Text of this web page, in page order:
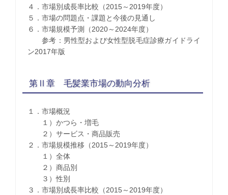
４．市場別成長率比較（2015～2019年度）
５．市場の問題点・課題と今後の見通し
６．市場規模予測（2020～2024年度）
参考：男性型および女性型脱毛症診療ガイドライ
ン2017年版
第Ⅱ章 毛髪業市場の動向分析
１．市場概況
１）かつら・増毛
２）サービス・商品販売
２．市場規模推移（2015～2019年度）
１）全体
２）商品別
３）性別
３．市場別成長率比較（2015～2019年度）